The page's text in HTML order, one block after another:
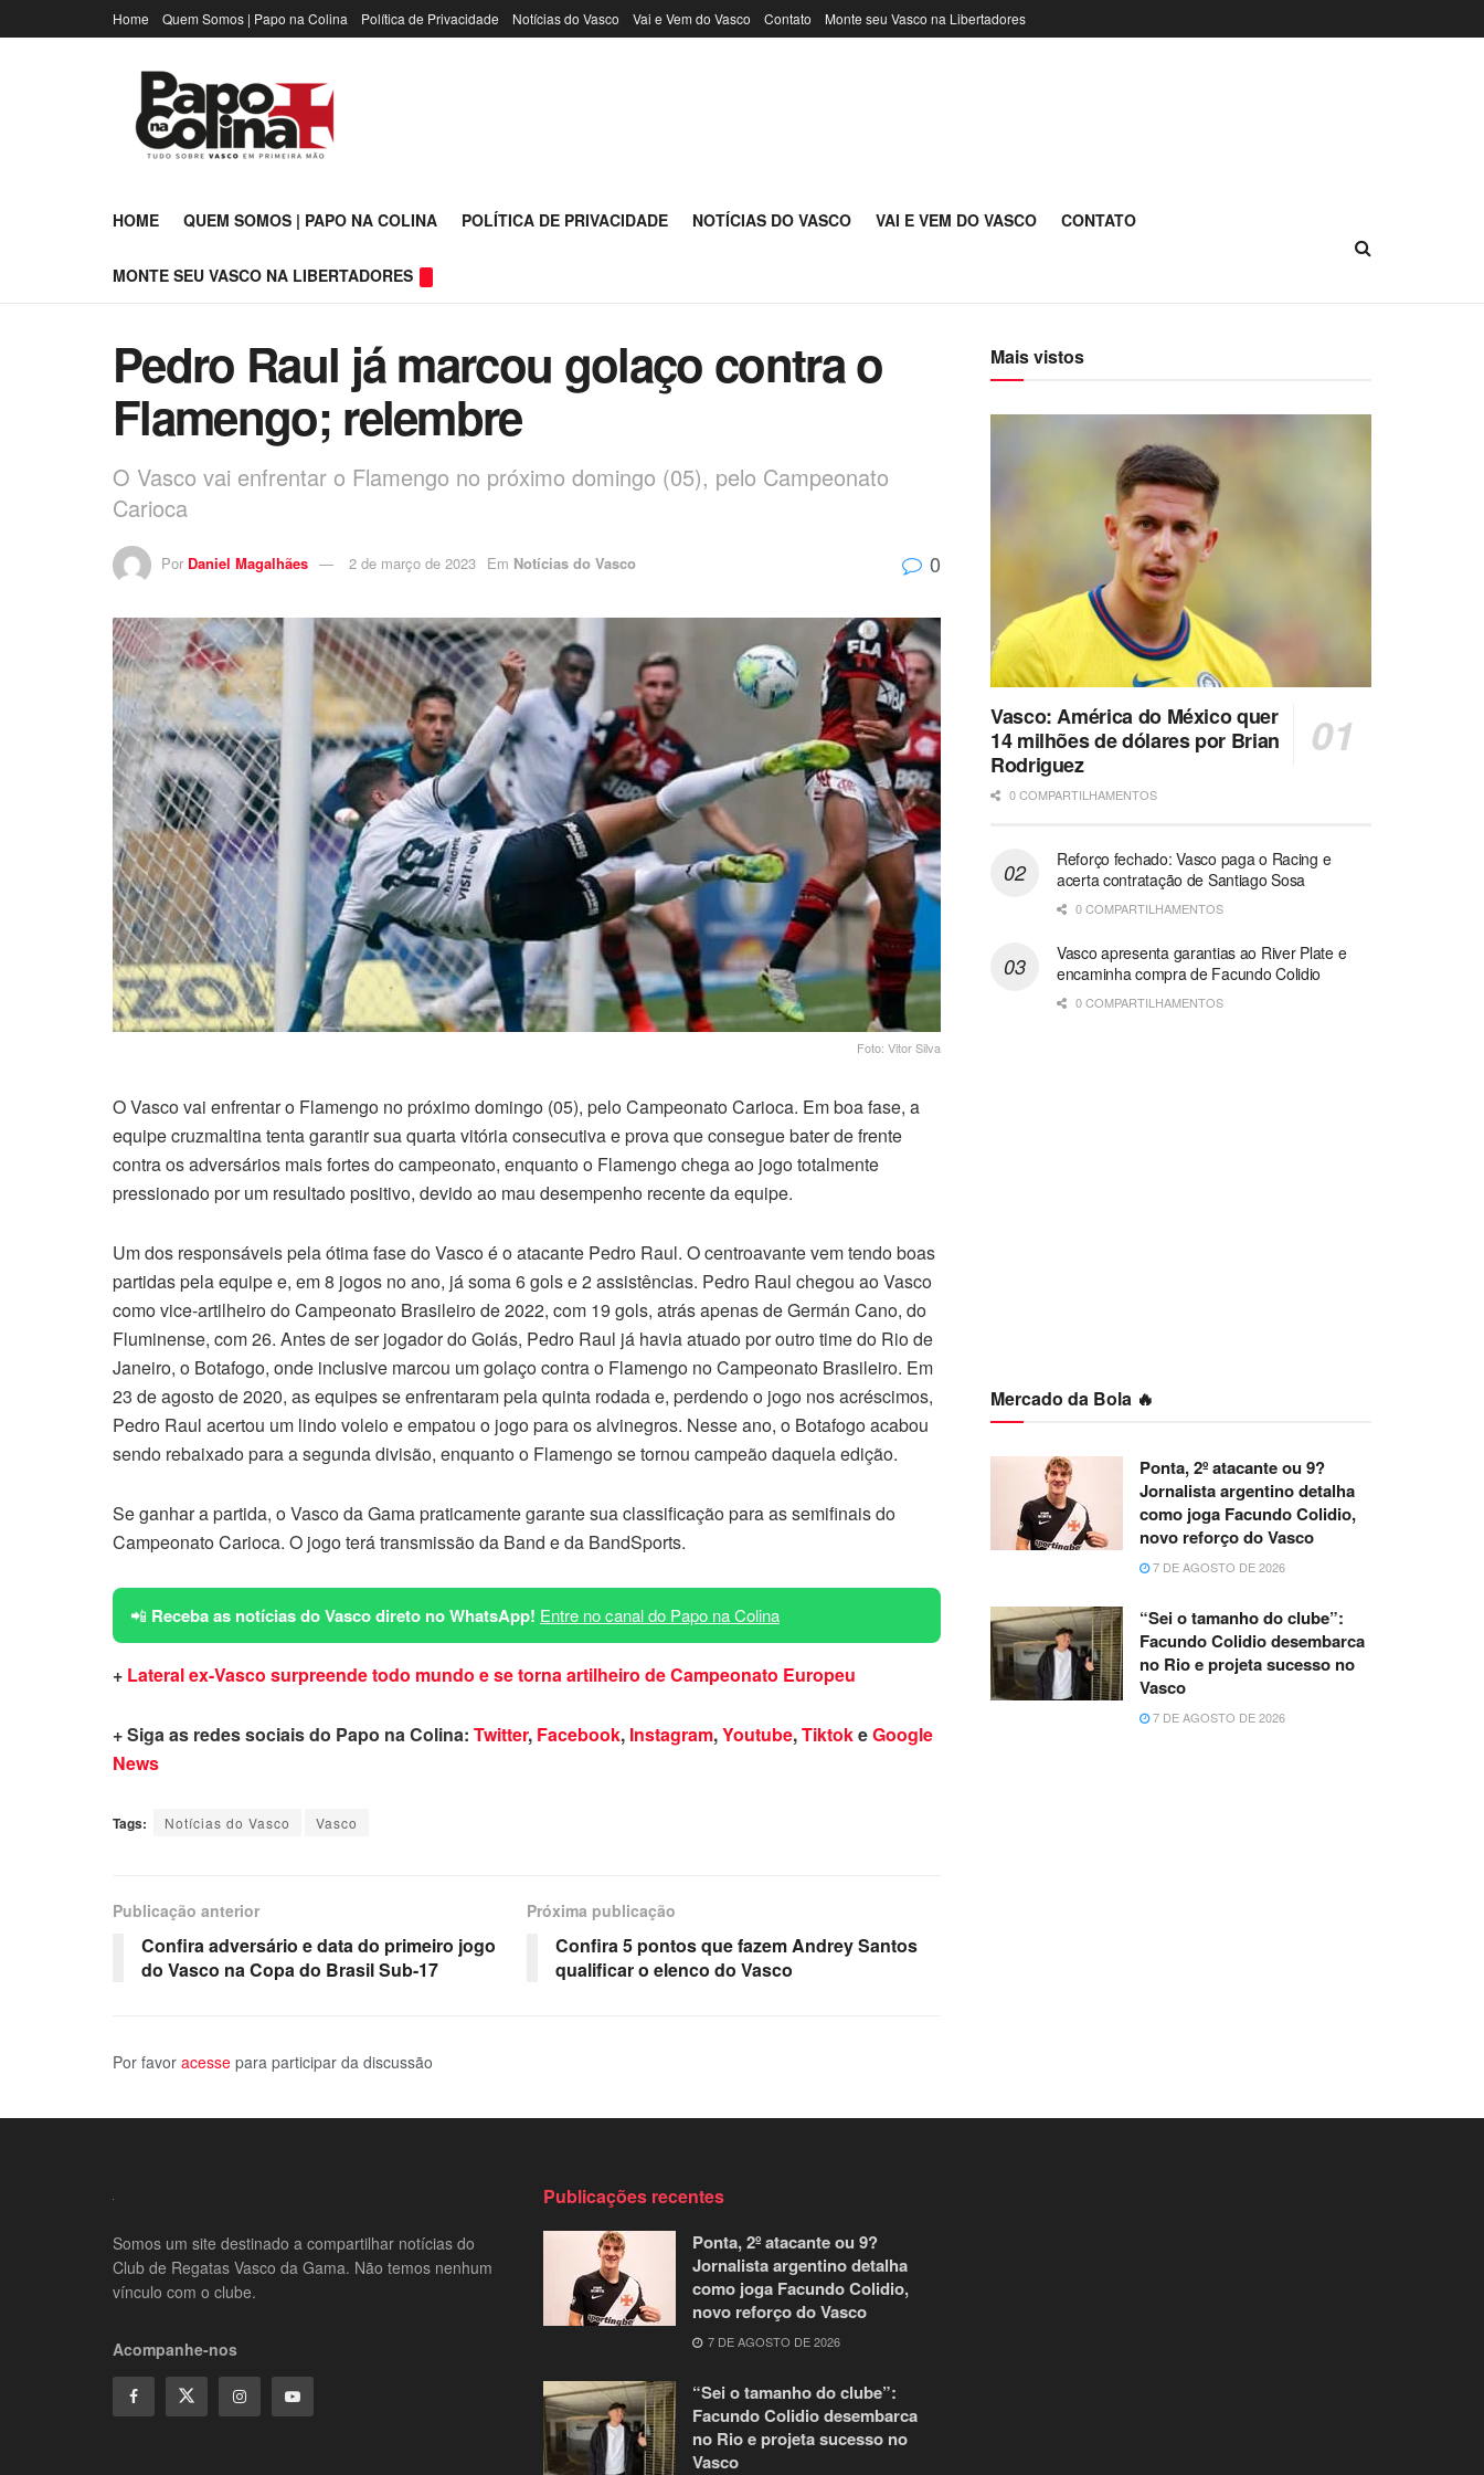
Home Quem Somos | Papo na Colina Política de Privacidade Notícias do Vasco Vai e Vem do Vasco Contato Monte seu Vasco na Libertadores
HOME QUEM SOMOS | PAPO NA COLINA POLÍTICA DE PRIVACIDADE NOTÍCIAS DO VASCO VAI E VEM DO VASCO CONTATO
MONTE SEU VASCO NA LIBERTADORES
Pedro Raul já marcou golaço contra o
Flamengo; relembre
O Vasco vai enfrentar o Flamengo no próximo domingo (05), pelo Campeonato
Carioca
Por Daniel Magalhães 2 de março de 2023 Em Notícias do Vasco 0
Foto: Vitor Silva
O Vasco vai enfrentar o Flamengo no próximo domingo (05), pelo Campeonato Carioca. Em boa fase, a
equipe cruzmaltina tenta garantir sua quarta vitória consecutiva e prova que consegue bater de frente
contra os adversários mais fortes do campeonato, enquanto o Flamengo chega ao jogo totalmente
pressionado por um resultado positivo, devido ao mau desempenho recente da equipe.
Um dos responsáveis pela ótima fase do Vasco é o atacante Pedro Raul. O centroavante vem tendo boas
partidas pela equipe e, em 8 jogos no ano, já soma 6 gols e 2 assistências. Pedro Raul chegou ao Vasco
como vice-artilheiro do Campeonato Brasileiro de 2022, com 19 gols, atrás apenas de Germán Cano, do
Fluminense, com 26. Antes de ser jogador do Goiás, Pedro Raul já havia atuado por outro time do Rio de
Janeiro, o Botafogo, onde inclusive marcou um golaço contra o Flamengo no Campeonato Brasileiro. Em
23 de agosto de 2020, as equipes se enfrentaram pela quinta rodada e, perdendo o jogo nos acréscimos,
Pedro Raul acertou um lindo voleio e empatou o jogo para os alvinegros. Nesse ano, o Botafogo acabou
sendo rebaixado para a segunda divisão, enquanto o Flamengo se tornou campeão daquela edição.
Se ganhar a partida, o Vasco da Gama praticamente garante sua classificação para as semifinais do
Campeonato Carioca. O jogo terá transmissão da Band e da BandSports.
📲 Receba as notícias do Vasco direto no WhatsApp! Entre no canal do Papo na Colina
+ Lateral ex-Vasco surpreende todo mundo e se torna artilheiro de Campeonato Europeu
+ Siga as redes sociais do Papo na Colina: Twitter, Facebook, Instagram,Youtube,TiktokeGoogle
News
Tags: Notícias do Vasco Vasco
Publicação anterior
Confira adversário e data do primeiro jogo
do Vasco na Copa do Brasil Sub-17
Próxima publicação
Confira 5 pontos que fazem Andrey Santos
qualificar o elenco do Vasco
Por favor acesse para participar da discussão
Mais vistos
Vasco: América do México quer
14 milhões de dólares por Brian
Rodriguez
0 COMPARTILHAMENTOS
Reforço fechado: Vasco paga o Racing e
acerta contratação de Santiago Sosa
0 COMPARTILHAMENTOS
Vasco apresenta garantias ao River Plate e
encaminha compra de Facundo Colidio
0 COMPARTILHAMENTOS
Mercado da Bola 🔥
Ponta, 2º atacante ou 9?
Jornalista argentino detalha
como joga Facundo Colidio,
novo reforço do Vasco
7 DE AGOSTO DE 2026
“Sei o tamanho do clube”:
Facundo Colidio desembarca
no Rio e projeta sucesso no
Vasco
7 DE AGOSTO DE 2026
Somos um site destinado a compartilhar notícias do
Club de Regatas Vasco da Gama. Não temos nenhum
vínculo com o clube.
Acompanhe-nos
Publicações recentes
Ponta, 2º atacante ou 9?
Jornalista argentino detalha
como joga Facundo Colidio,
novo reforço do Vasco
7 DE AGOSTO DE 2026
“Sei o tamanho do clube”:
Facundo Colidio desembarca
no Rio e projeta sucesso no
Vasco